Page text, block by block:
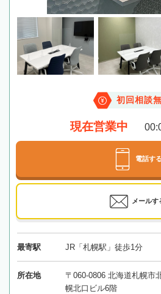
初回相談
現在営業中
電話する
メールす
最寄駅 JR「札幌駅」徒歩1分
所在地
〒060-0806 北海道札幌市
幌北口ビル6階